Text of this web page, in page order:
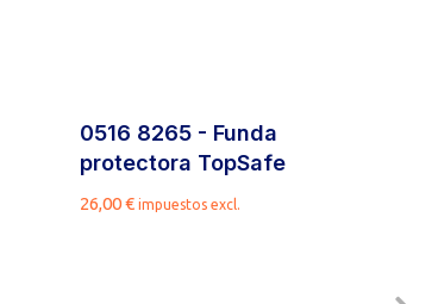
0516 8265 - Funda
protectora TopSafe
26,00€ impuestos excl.